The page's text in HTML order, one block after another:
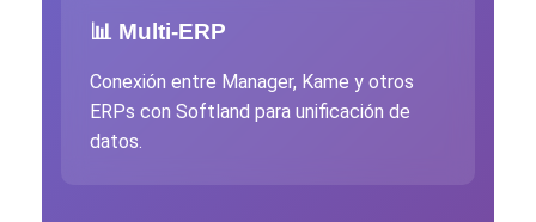
📊 Multi-ERP
Conexión entre Manager, Kame y otros
ERPs con Softland para unificación de
datos.